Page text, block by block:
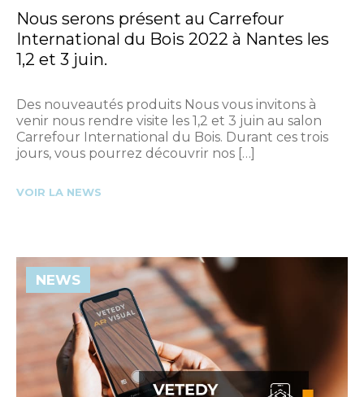
Nous serons présent au Carrefour
International du Bois 2022 à Nantes les
1,2 et 3 juin.
Des nouveautés produits Nous vous invitons à
venir nous rendre visite les 1,2 et 3 juin au salon
Carrefour International du Bois. Durant ces trois
jours, vous pourrez découvrir nos […]
VOIR LA NEWS
NEWS